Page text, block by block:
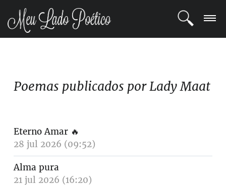
BLOG
COMUNIDADE
Poemas publicados por Lady Maat
Eterno Amar 🔥
28 jul 2026 (09:52)
Alma pura
21 jul 2026 (16:20)